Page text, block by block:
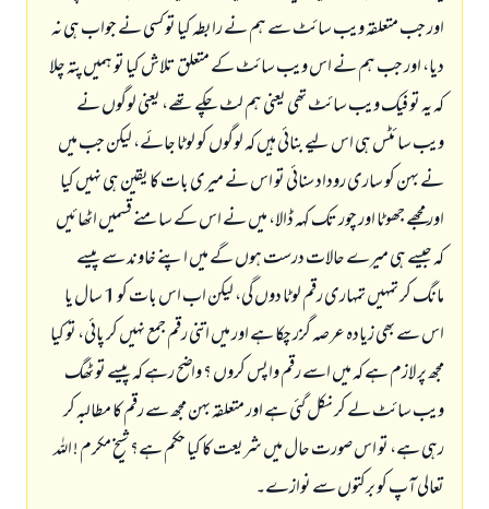
اور جب متعلقہ ویب سائٹ سے ہم نے رابطہ کیا تو کسی نے جواب ہی نہ
دیا، اور جب ہم نے اس ویب سائٹ کے متعلق تلاش کیا تو ہمیں پتہ چلا
کہ یہ تو فیک ویب سائٹ تھی یعنی ہم لٹ چکے تھے، یعنی لوگوں نے
ویب سائٹس ہی اس لیے بنائی ہیں کہ لوگوں کو لوٹا جائے، لیکن جب میں
نے بہن کو ساری روداد سنائی تو اس نے میری بات کا یقین ہی نہیں کیا
اور مجھے جھوٹا اور چور تک کہہ ڈالا، میں نے اس کے سامنے قسمیں اٹھائیں
کہ جیسے ہی میرے حالات درست ہوں گے میں اپنے خاوند سے پیسے
مانگ کر تمہیں تمہاری رقم لوٹا دوں گی، لیکن اب اس بات کو 1 سال یا
اس سے بھی زیادہ عرصہ گزر چکا ہے اور میں اتنی رقم جمع نہیں کر پائی، تو کیا
مجھ پر لازم ہے کہ میں اسے رقم واپس کروں ؟ واضح رہے کہ پیسے تو ٹھگ
ویب سائٹ لے کر نکل گئی ہے اور متعلقہ بہن مجھ سے رقم کا مطالبہ کر
رہی ہے، تو اس صورت حال میں شریعت کا کیا حکم ہے؟ شیخ مکرم ! اللہ
تعالی آپ کو برکتوں سے نوازے۔